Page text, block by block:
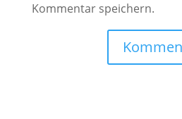
Kommentar speichern.